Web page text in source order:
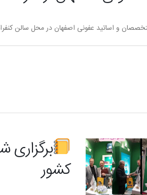
و اساتید عفونی اصفهان در محل سالن
کشور